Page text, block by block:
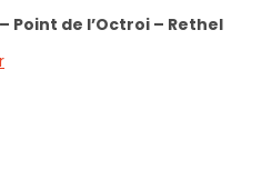
Point de l’Octroi – Rethel